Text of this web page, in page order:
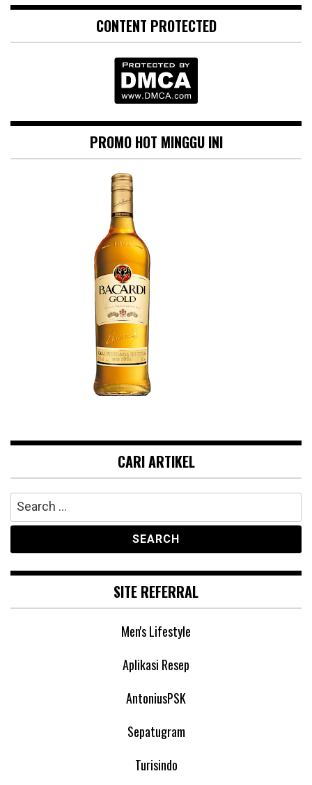
CONTENT PROTECTED
PROMO HOT MINGGU INI
CARI ARTIKEL
Search
for:
SITE REFERRAL
Men's Lifestyle
Aplikasi Resep
AntoniusPSK
Sepatugram
Turisindo